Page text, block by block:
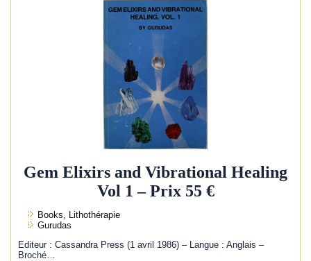
Gem Elixirs and Vibrational Healing
Vol 1 – Prix 55 €
Books, Lithothérapie
Gurudas
Editeur : Cassandra Press (1 avril 1986) – Langue : Anglais –
Broché…